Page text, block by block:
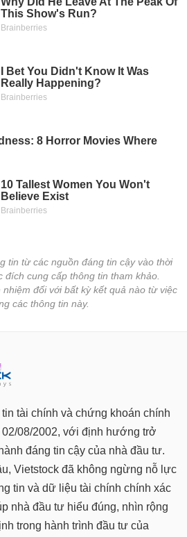
tin từ các nguồn đáng tin cậy vào thời
đích cung cấp thông tin tham khảo.
đối với bất kỳ kết quả nào từ việc
các thông tin này.
tài chính và chứng khoán chính
08/2002, với định hướng trở
đáng tin cậy của nhà đầu tư.
Vietstock đã không ngừng nỗ lực
tin và dữ liệu tài chính chính xác
nhà đầu tư hiểu đúng, nhìn rộng
trong hành trình đầu tư của